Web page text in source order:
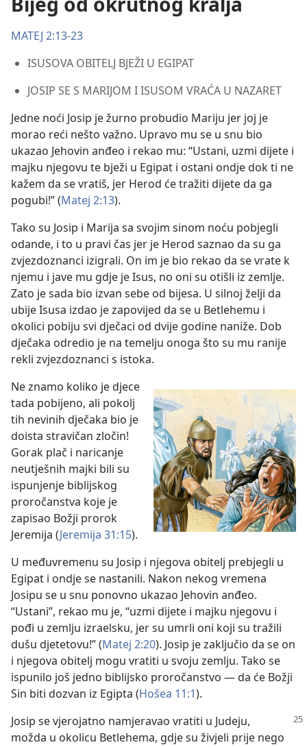
MATEJ 2:13-23
ISUSOVA OBITELJ BJEŽI U EGIPAT
JOSIP SE S MARIJOM I ISUSOM VRAĆA U NAZARET
Jedne noći Josip je žurno probudio Mariju jer joj je
morao reći nešto važno. Upravo mu se u snu bio
ukazao Jehovin anđeo i rekao mu: “Ustani, uzmi dijete i
majku njegovu te bježi u Egipat i ostani ondje dok ti ne
kažem da se vratiš, jer Herod će tražiti dijete da ga
pogubi!” (Matej 2:13).
Tako su Josip i Marija sa svojim sinom noću pobjegli
odande, i to u pravi čas jer je Herod saznao da su ga
zvjezdoznanci izigrali. On im je bio rekao da se vrate k
njemu i jave mu gdje je Isus, no oni su otišli iz zemlje.
Zato je sada bio izvan sebe od bijesa. U silnoj želji da
ubije Isusa izdao je zapovijed da se u Betlehemu i
okolici pobiju svi dječaci od dvije godine naniže. Dob
dječaka odredio je na temelju onoga što su mu ranije
rekli zvjezdoznanci s istoka.
Ne znamo koliko je djece
tada pobijeno, ali pokolj
tih nevinih dječaka bio je
doista stravičan zločin!
Gorak plač i naricanje
neutješnih majki bili su
ispunjenje biblijskog
proročanstva koje je
zapisao Božji prorok
Jeremija (Jeremija 31:15).
U međuvremenu su Josip i njegova obitelj prebjegli u
Egipat i ondje se nastanili. Nakon nekog vremena
Josipu se u snu ponovno ukazao Jehovin anđeo.
“Ustani”, rekao mu je, “uzmi dijete i majku njegovu i
pođi u zemlju izraelsku, jer su umrli oni koji su tražili
dušu djetetovu!” (Matej 2:20). Josip je zaključio da se on
i njegova obitelj mogu vratiti u svoju zemlju. Tako se
ispunilo još jedno biblijsko proročanstvo — da će Božji
Sin biti dozvan iz Egipta (Hošea 11:1).
Josip se vjerojatno namjeravao vratiti u Judeju,
možda u okolicu Betlehema, gdje su živjeli prije nego